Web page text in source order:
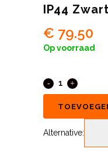
IP44
€ 79.50
Op voorraad
Alternative: